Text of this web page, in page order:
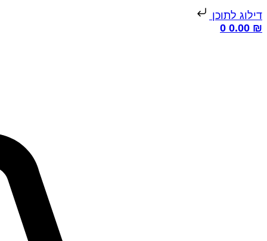
דילוג לתוכן
0.00 ₪
0